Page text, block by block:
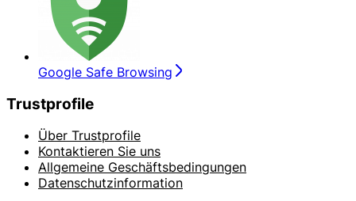
Google Safe Browsing
Trustprofile
Über Trustprofile
Kontaktieren Sie uns
Allgemeine Geschäftsbedingungen
Datenschutzinformation